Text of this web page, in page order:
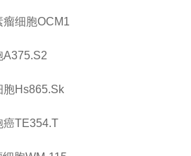
瘤细胞OCM1
A375.S2
胞Hs865.Sk
癌TE354.T